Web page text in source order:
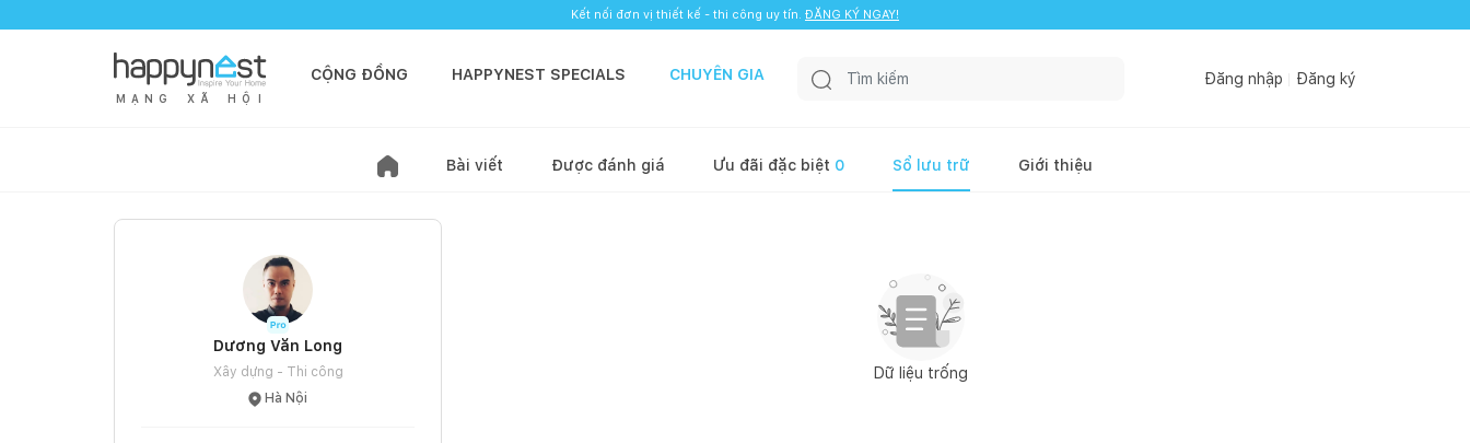
Kết nối đơn vị thiết kế - thi công uy tín. ĐĂNG KÝ NGAY!
M Ạ N G X Ã H Ộ I
CỘNG ĐỒNG HAPPYNEST SPECIALS CHUYÊN GIA Đăng nhập Đăng ký
Bài viết Được đánh giá Ưu đãi đặc biệt 0 Sổ lưu trữ Giới thiệu
Dương Văn Long
Xây dựng - Thi công
Hà Nội
Dữ liệu trống